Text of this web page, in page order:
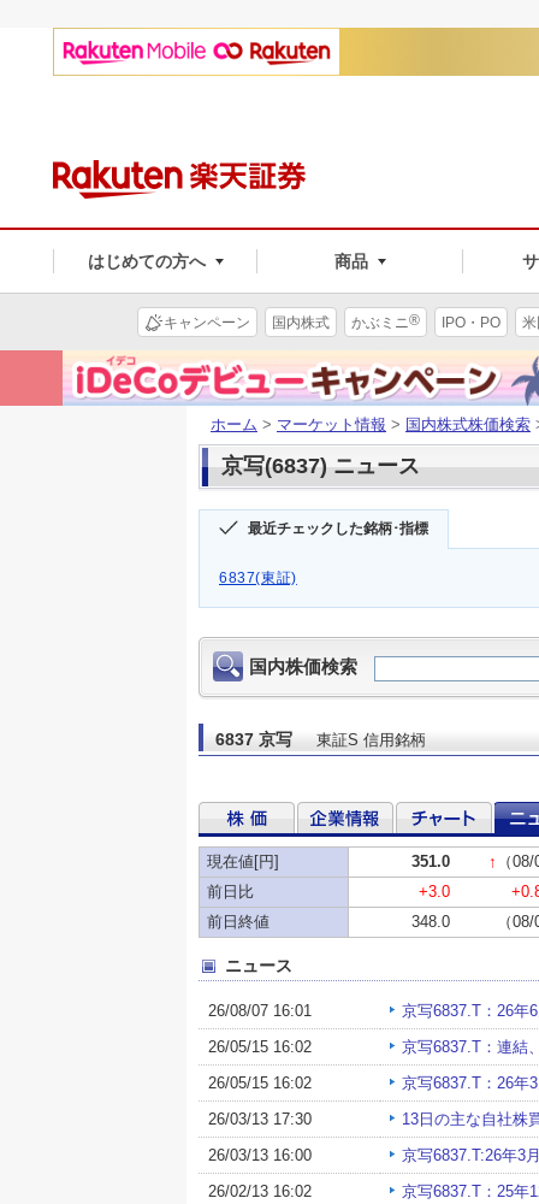
はじめての方へ 商品
キャンペーン 国内株式 かぶミニ® IPO・PO
ホーム > マーケット情報 > 国内株式株価検索
京写(6837) ニュース
最近チェックした銘柄･指標
6837(東証)